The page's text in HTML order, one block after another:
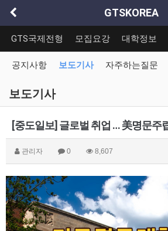
GTSKOREA
GTS국제전형 모집요강 대학정보
공지사항 보도기사 자주하는질문
보도기사
[중도일보] 글로벌 취업 … 美명문주
관리자 0 8,607